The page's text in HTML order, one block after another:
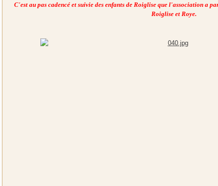
C'est au pas cadencé et suivie des enfants de Roiglise que l'association a
Roiglise et Roye.